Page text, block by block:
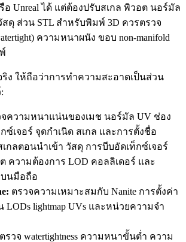
อ Unreal ได้ แต่ต้องปรับสเกล พิวอต นอร์มัล
ดุ ส่วน STL สำหรับพิมพ์ 3D ควรตรวจ
ความหนาผนัง ขอบ non-manifold
ง ให้ถือว่าการทำความสะอาดเป็นส่วน
จความหนาแน่นของเมช นอร์มัล UV ช่อง
ซ์เจอร์ จุดกำเนิด สเกล และการตั้งชื่อ
เกลตอนนำเข้า วัสดุ การบีบอัดเท็กซ์เจอร์
ความต้องการ LOD คอลลิเดอร์ และ
นมือถือ
ตรวจความเหมาะสมกับ Nanite การตั้งค่า
lightmap UVs และหน่วยความจำ
ตรวจ watertightness ความหนาขั้นต่ำ ความ